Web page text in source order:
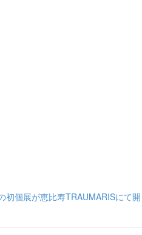
初個展が恵比寿TRAUMARISにて開